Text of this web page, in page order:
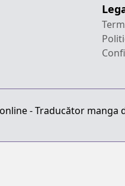
- Traducător manga